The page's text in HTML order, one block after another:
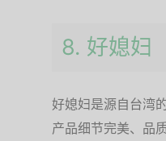
8. 好媳妇
好媳妇是源自台湾
产品细节完美、品